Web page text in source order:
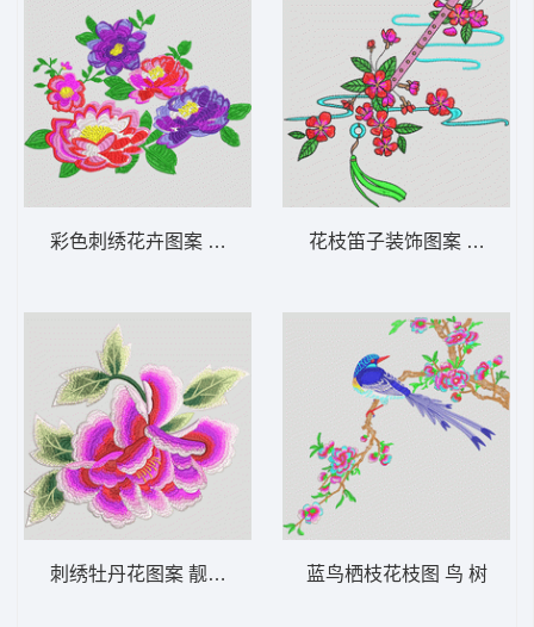
彩色刺绣花卉图案 靓花
刺绣牡丹花图案 靓花 旗袍
花枝笛子装饰图案 汉服
蓝鸟栖枝花枝图 鸟 树